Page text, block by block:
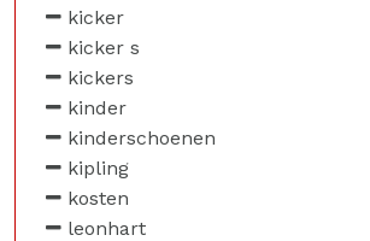
kicker
kicker s
kickers
kinder
kinderschoenen
kipling
kosten
leonhart